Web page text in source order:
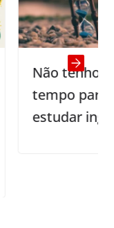
Não tenho
tempo para
estudar inglês